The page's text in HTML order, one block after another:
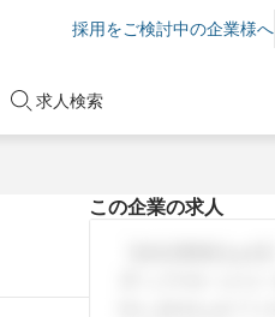
採用をご検討中の企業様へ
求人検索
この企業の求人